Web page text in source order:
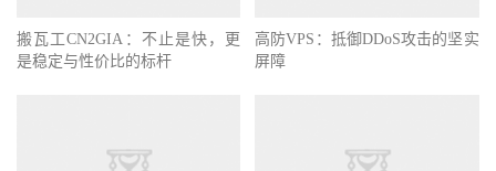
搬瓦工CN2GIA：不止是快，更
是稳定与性价比的标杆
高防VPS：抵御DDoS攻击的坚实
屏障